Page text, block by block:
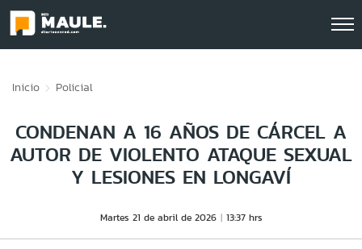
Inicio Policial
CONDENAN A 16 AÑOS DE CÁRCEL A
AUTOR DE VIOLENTO ATAQUE SEXUAL
Y LESIONES EN LONGAVÍ
Martes 21 de abril de 2026 13:37 hrs